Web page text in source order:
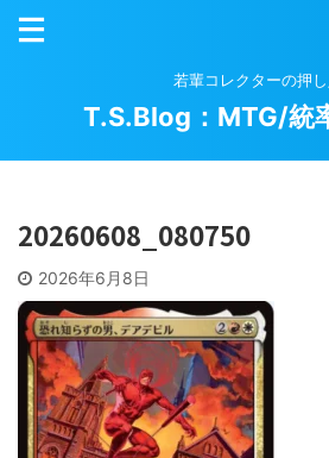
若輩コレクターの押
T.S.Blog：MTG/統
20260608_080750
2026年6月8日